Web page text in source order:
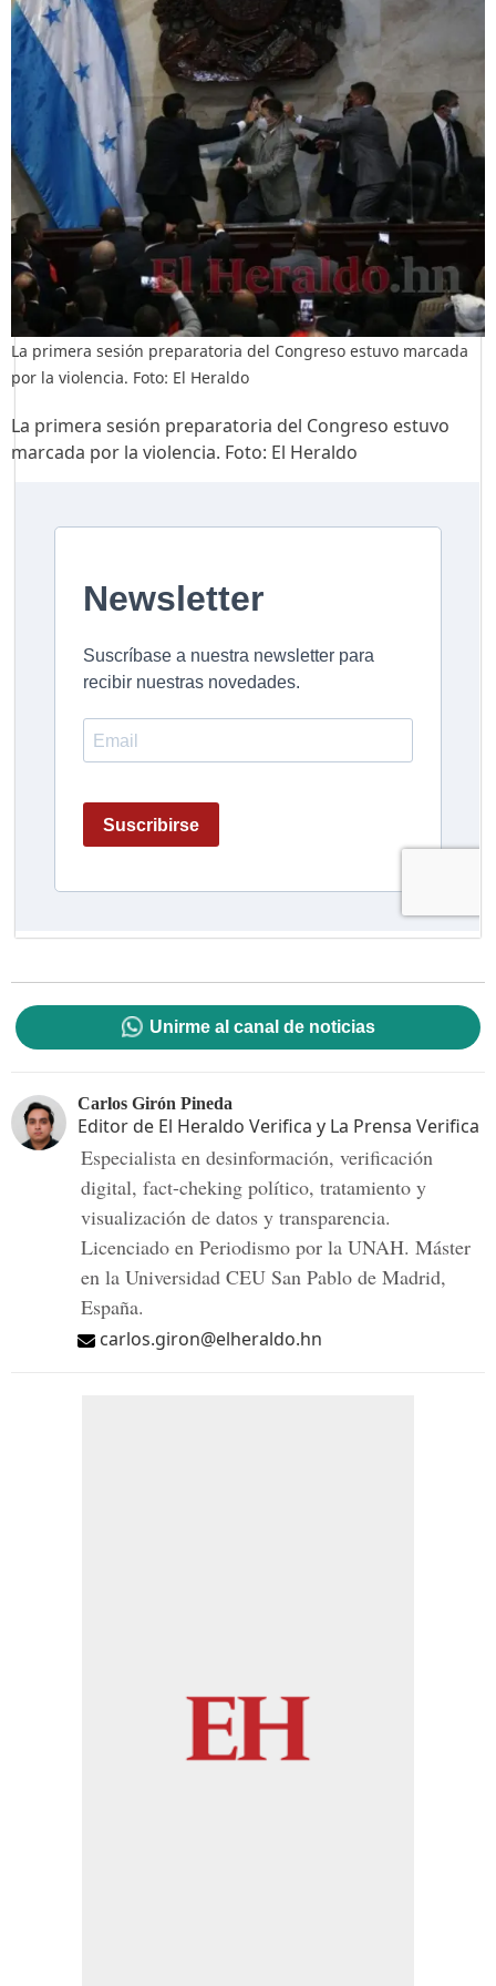
La primera sesión preparatoria del Congreso estuvo marcada
por la violencia. Foto: El Heraldo
La primera sesión preparatoria del Congreso estuvo
marcada por la violencia. Foto: El Heraldo
Unirme al canal de noticias
Carlos Girón Pineda
Editor de El Heraldo Verifica y La Prensa Verifica
Especialista en desinformación, verificación
digital, fact-cheking político, tratamiento y
visualización de datos y transparencia.
Licenciado en Periodismo por la UNAH. Máster
en la Universidad CEU San Pablo de Madrid,
España.
carlos.giron@elheraldo.hn